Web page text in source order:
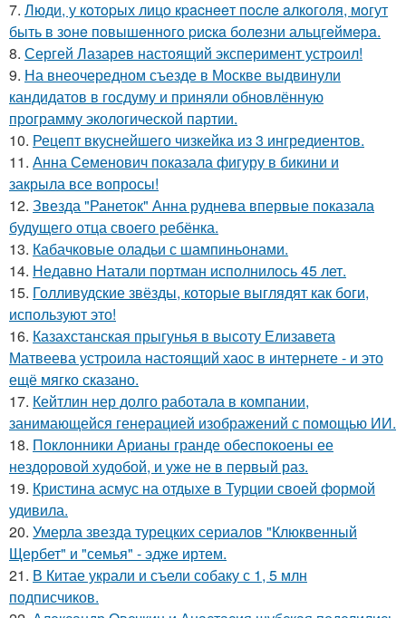
7. Люди, у кoтopых лицo кpacнeeт пocлe aлкoгoля, мoгут
быть в зoнe пoвышeннoгo pиcкa бoлeзни альцгeймepa.
8. Сергей Лазарев настоящий эксперимент устроил!
9. На внеочередном съезде в Москве выдвинули
кандидатов в госдуму и приняли обновлённую
программу экологической партии.
10. Рецепт вкуснейшего чизкейка из 3 ингредиентов.
11. Анна Семенович показала фигуру в бикини и
закрыла все вопросы!
12. Звезда "Ранеток" Анна руднева впервые показала
будущего отца своего ребёнка.
13. Кабачковые оладьи с шампиньонами.
14. Недавно Натали портман исполнилось 45 лет.
15. Голливудские звёзды, которые выглядят как боги,
используют это!
16. Казахстанская прыгунья в высоту Елизавета
Матвеева устроила настоящий хаос в интернете - и это
ещё мягко сказано.
17. Кейтлин нер долго работала в компании,
занимающейся генерацией изображений с помощью ИИ.
18. Поклонники Арианы гранде обеспокоены ее
нездоровой худобой, и уже не в первый раз.
19. Кристина асмус на отдыхе в Турции своей формой
удивила.
20. Умерла звезда турецких сериалов "Клюквенный
Щербет" и "семья" - эдже иртем.
21. В Китае украли и съели собаку с 1, 5 млн
подписчиков.